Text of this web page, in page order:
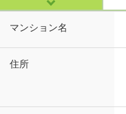
マンション名
住所